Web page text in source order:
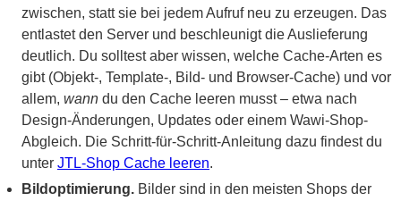
zwischen, statt sie bei jedem Aufruf neu zu erzeugen. Das
entlastet den Server und beschleunigt die Auslieferung
deutlich. Du solltest aber wissen, welche Cache-Arten es
gibt (Objekt-, Template-, Bild- und Browser-Cache) und vor
allem, wann du den Cache leeren musst – etwa nach
Design-Änderungen, Updates oder einem Wawi-Shop-
Abgleich. Die Schritt-für-Schritt-Anleitung dazu findest du
unter JTL-Shop Cache leeren.
Bildoptimierung. Bilder sind in den meisten Shops der